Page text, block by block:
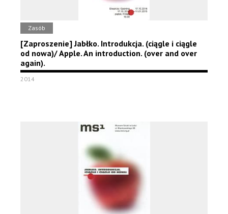
Zasób
[Zaproszenie] Jabłko. Introdukcja. (ciągle i ciągle
od nowa)/ Apple. An introduction. (over and over
again).
2014